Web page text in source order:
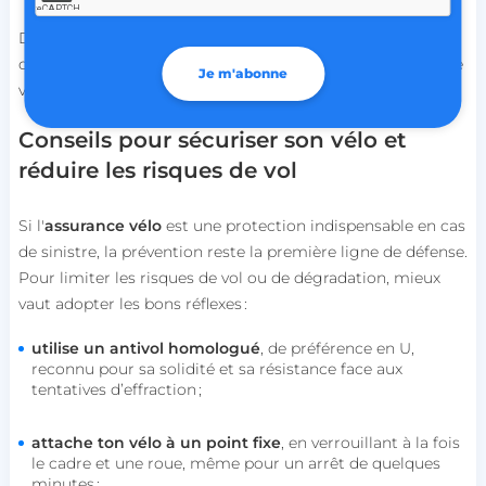
Dans le cas de dommages matériels, ton assurance peut
couvrir les réparations ou proposer une compensation si le
vélo est irréparable.
Conseils pour sécuriser son vélo et
réduire les risques de vol
Si l'assurance véloest une protection indispensable en cas
de sinistre, la prévention reste la première ligne de défense.
Pour limiter les risques de vol ou de dégradation, mieux
vaut adopter les bons réflexes :
utilise un antivol homologué, de préférence en U,
reconnu pour sa solidité et sa résistance face aux
tentatives d’effraction ;
attache ton vélo à un point fixe, en verrouillant à la fois
le cadre et une roue, même pour un arrêt de quelques
Je m'abonne